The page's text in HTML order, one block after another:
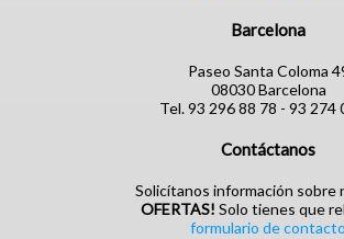
Barcelona
Paseo Santa Coloma
08030 Barcelona
Tel. 93 296 88 78 - 93 274
Contáctanos
Solicítanos información sobre
OFERTAS! Solo tienes que
formulario de contacto